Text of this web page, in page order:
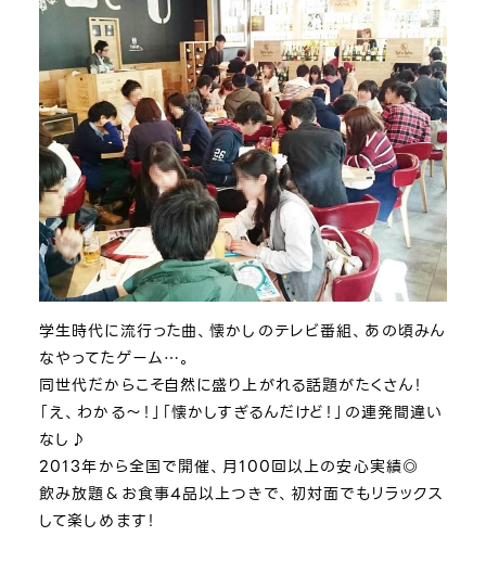
学生時代に流行った曲、懐かしのテレビ番組、あの頃みん
なやってたゲーム…。
同世代だからこそ自然に盛り上がれる話題がたくさん！
「え、わかる～！」「懐かしすぎるんだけど！」の連発間違い
なし♪
2013年から全国で開催、月100回以上の安心実績◎
飲み放題＆お食事4品以上つきで、初対面でもリラックス
して楽しめます！